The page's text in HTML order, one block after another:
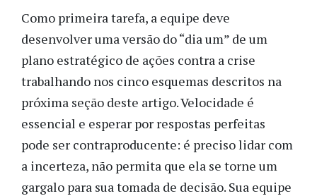
Como primeira tarefa, a equipe deve
desenvolver uma versão do “dia um” de um
plano estratégico de ações contra a crise
trabalhando nos cinco esquemas descritos na
próxima seção deste artigo. Velocidade é
essencial e esperar por respostas perfeitas
pode ser contraproducente: é preciso lidar com
a incerteza, não permita que ela se torne um
gargalo para sua tomada de decisão. Sua equipe